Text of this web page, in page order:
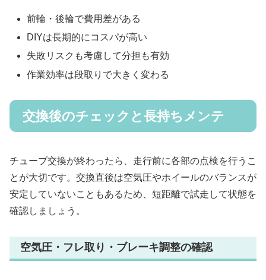
前輪・後輪で費用差がある
DIYは長期的にコスパが高い
失敗リスクも考慮して分担も有効
作業効率は段取りで大きく変わる
交換後のチェックと長持ちメンテ
チューブ交換が終わったら、走行前に各部の点検を行うこ
とが大切です。交換直後は空気圧やホイールのバランスが
安定していないこともあるため、短距離で試走して状態を
確認しましょう。
空気圧・フレ取り・ブレーキ調整の確認